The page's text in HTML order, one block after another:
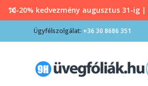
Ügyfélszolgálat: +36 30 8686 351
10-20% kedvezmény augusztus 31-ig |